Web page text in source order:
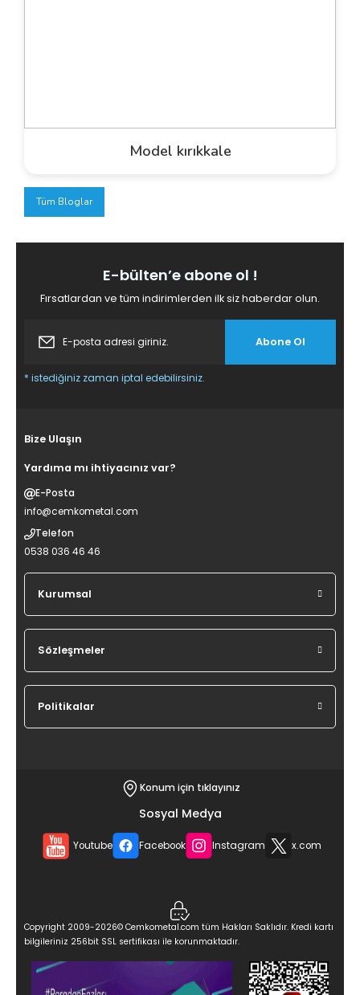
Model kırıkkale
Tüm Bloglar
E-bülten’e abone ol !
Fırsatlardan ve tüm indirimlerden ilk siz haberdar olun.
Abone Ol
* istediğiniz zaman iptal edebilirsiniz.
Bize Ulaşın
Yardıma mı ihtiyacınız var?
E-Posta
info@cemkometal.com
Telefon
0538 036 46 46
Kurumsal
Sözleşmeler
Politikalar
Konum için tıklayınız
Sosyal Medya
Youtube Facebook Instagram x.com
Copyright 2009-2026© Cemkometal.com tüm Hakları Saklıdır. Kredi kartı
bilgileriniz 256bit SSL sertifikası ile korunmaktadır.